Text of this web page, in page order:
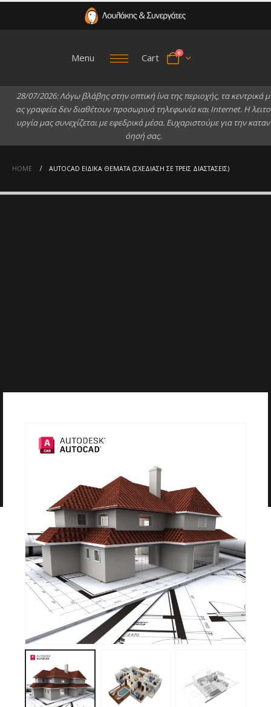
Menu Cart 0
28/07/2026:Λόγω βλάβης στην οπτική ίνα της περιοχής, τα κεντρικά μ
ας γραφεία δεν διαθέτουν προσωρινά τηλεφωνία και Internet. Ηλειτο
υργία μας συνεχίζεται με εφεδρικά μέσα. Ευχαριστούμε για την καταν
όησή σας.
HOME AUTOCAD ΕΙΔΙΚΆ ΘΈΜΑΤΑ (ΣΧΕΔΊΑΣΗ ΣΕ ΤΡΕΙΣ ΔΙΑΣΤΆΣΕΙΣ)